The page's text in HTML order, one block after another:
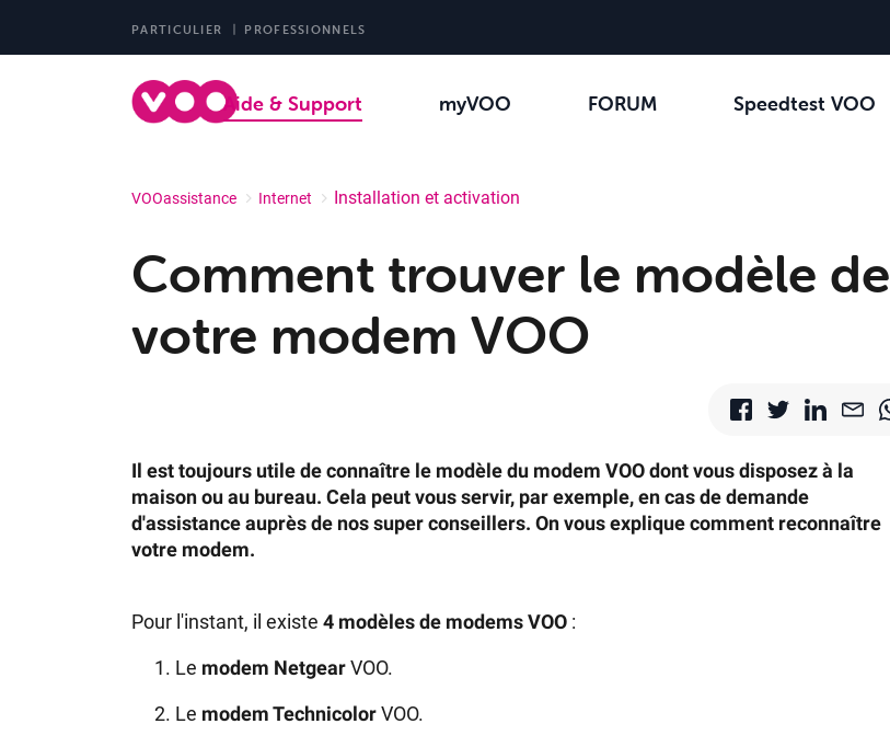
Aide & Support myVOO FORUM Speedtest VOO
PARTICULIER PROFESSIONNELS
VOOassistance Internet Installation et activation
Comment trouver le modèle de
votre modem VOO
Il est toujours utile de connaître le modèle du modem VOO dont vous disposez à la
maison ou au bureau. Cela peut vous servir, par exemple, en cas de demande
d'assistance auprès de nos super conseillers. On vous explique comment reconnaître
votre modem.
Pour l'instant, il existe 4 modèles de modems VOO :
Le modem NetgearVOO.
Le modem TechnicolorVOO.